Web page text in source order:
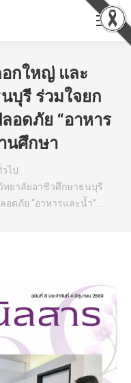
กใหญ่ และ
บุรี ร่วมใจยก
อดภัย “อาหาร
นศึกษา
ไป
ทยาลัยอาชีวศึกษาธนบุรี
ดภัย “อาหารและน้ำ”…